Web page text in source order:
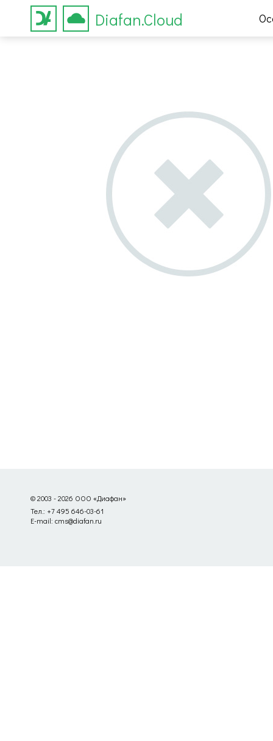
Diafan.Cloud
© 2003 - 2026 ООО «Диафан»
Тел.: +7 495 646-03-61
E-mail: cms@diafan.ru